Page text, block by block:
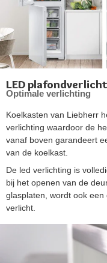
LED
Optimale verlichting
Koelkasten van Liebherr
verlichting waardoor de
vanaf boven garandeert
van de koelkast.
De led verlichting is
bij het openen van de
glasplaten, wordt ook
verlicht.